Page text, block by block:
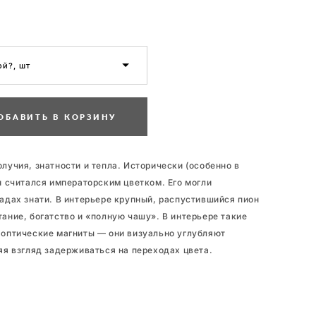
шт
В КОРЗИНУ
знатности и тепла. Исторически (особенно в
считался императорским цветком. Его могли
знати. В интерьере крупный, распустившийся пион
богатство и «полную чашу». В интерьере такие
магниты — они визуально углубляют
взгляд задерживаться на переходах цвета.